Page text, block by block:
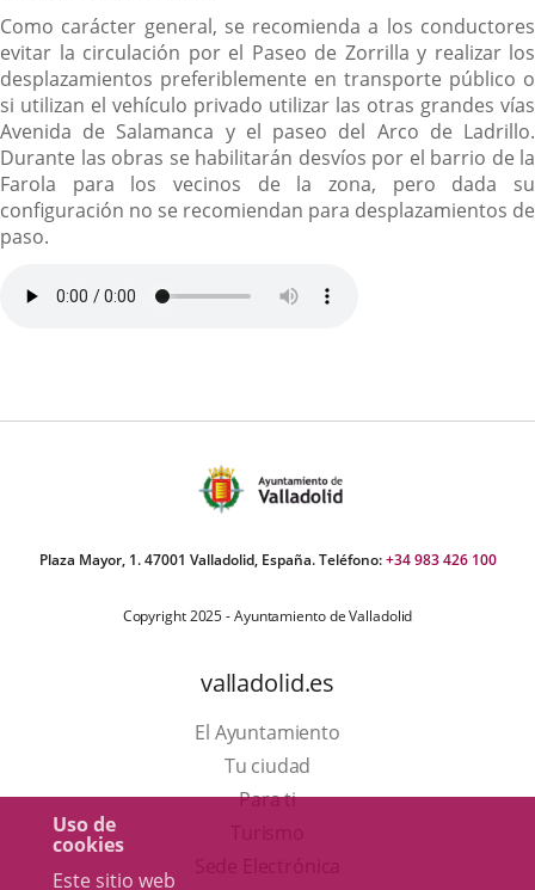
Uso de
cookies
Este sitio web
Como carácter general, se recomienda a los conductores
evitar la circulación por el Paseo de Zorrilla y realizar los
desplazamientos preferiblemente en transporte público o
si utilizan el vehículo privado utilizar las otras grandes vías
Avenida de Salamanca y el paseo del Arco de Ladrillo.
Durante las obras se habilitarán desvíos por el barrio de la
Farola para los vecinos de la zona, pero dada su
configuración no se recomiendan para desplazamientos de
paso.
Plaza Mayor, 1. 47001 Valladolid, España. Teléfono:+34 983 426 100
Copyright 2025 - Ayuntamiento de Valladolid
valladolid.es
El Ayuntamiento
Tu ciudad
Para ti